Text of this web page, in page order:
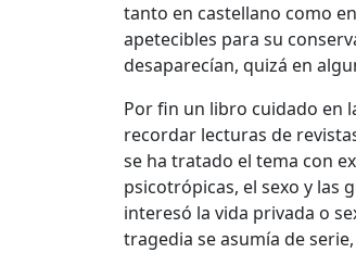
tanto en castellano como
apetecibles para su
desaparecían, quizá en
Por fin un libro cuidado en
recordar lecturas de
se ha tratado el tema con
psicotrópicas, el sexo y las
interesó la vida privada o
tragedia se asumía de